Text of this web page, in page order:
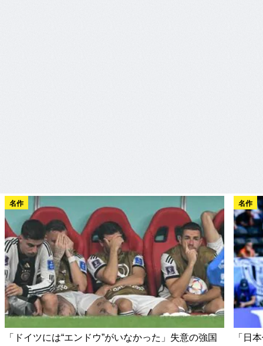
名作
「ドイツには“エンドウ”がいなかった」失意の強国
名作
「日